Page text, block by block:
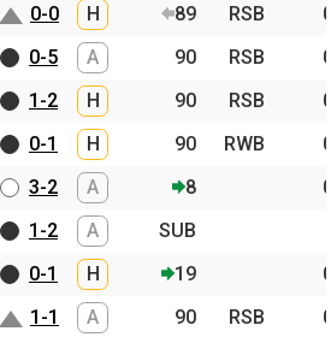
0-0 H 89 RSB
0-5 A 90 RSB
1-2 H 90 RSB
0-1 H 90 RWB
3-2 A 8
1-2 A
SUB
0-1 H 19
1-1 A 90 RSB